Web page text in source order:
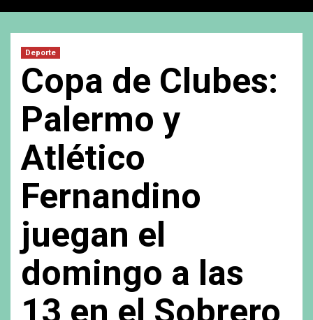
Deporte
Copa de Clubes:
Palermo y
Atlético
Fernandino
juegan el
domingo a las
13 en el Sobrero